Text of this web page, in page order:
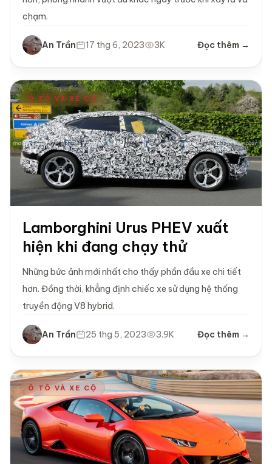
chạm.
An Trần 17 thg 6, 2023 3K Đọc thêm →
Ô TÔ VÀ XE CỘ
Lamborghini Urus PHEV xuất
hiện khi đang chạy thử
Những bức ảnh mới nhất cho thấy phần đầu xe chi tiết
hơn. Đồng thời, khẳng định chiếc xe sử dụng hệ thống
truyền động V8 hybrid.
An Trần 25 thg 5, 2023 3.9K Đọc thêm →
Ô TÔ VÀ XE CỘ